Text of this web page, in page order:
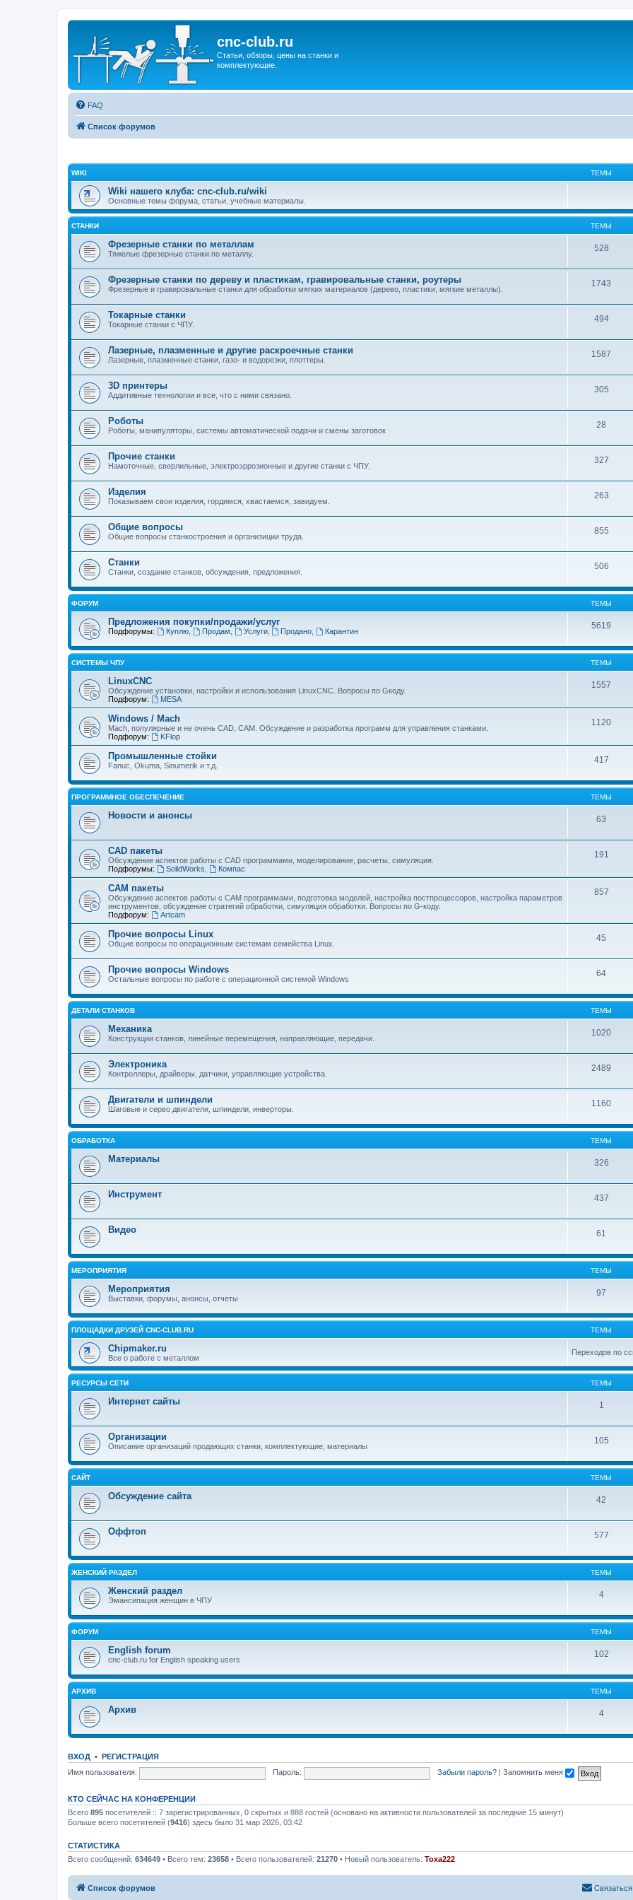
cnc-club.ru
Статьи, обзоры, цены на станки и
комплектующие.
FAQ
Список форумов
WIKI ТЕМЫ
Wiki нашего клуба: cnc-club.ru/wiki
Основные темы форума, статьи, учебные материалы.
СТАНКИ ТЕМЫ
Фрезерные станки по металлам
Тяжелые фрезерные станки по металлу.
528
Фрезерные станки по дереву и пластикам, гравировальные станки, роутеры
Фрезерные и гравировальные станки для обработки мягких материалов (дерево, пластики, мягкие металлы).
1743
Токарные станки
Токарные станки с ЧПУ.
494
Лазерные, плазменные и другие раскроечные станки
Лазерные, плазменные станки, газо- и водорезки, плоттеры.
1587
3D принтеры
Аддитивные технологии и все, что с ними связано.
305
Роботы
Роботы, манипуляторы, системы автоматической подачи и смены заготовок
28
Прочие станки
Намоточные, сверлильные, электроэррозионные и другие станки с ЧПУ.
327
Изделия
Показываем свои изделия, гордимся, хвастаемся, завидуем.
263
Общие вопросы
Общие вопросы станкостроения и организиции труда.
855
Станки
Станки, создание станков, обсуждения, предложения.
506
ФОРУМ ТЕМЫ
Предложения покупки/продажи/услуг
Подфорумы: Куплю, Продам Услуги, Продано Карантин
5619
СИСТЕМЫ ЧПУ ТЕМЫ
LinuxCNC
Обсуждение установки, настройки и использования LinuxCNC. Вопросы по Gкоду.
Подфорум:
MESA
1557
Windows / Mach
Mach, популярные и не очень CAD, CAM. Обсуждение и разработка программ для управления станками.
Подфорум:
KFlop
1120
Промышленные стойки
Fanuc, Okuma, Sinumerik и т.д.
417
ПРОГРАММНОЕ ОБЕСПЕЧЕНИЕ ТЕМЫ
Новости и анонсы 63
CAD пакеты
Обсуждение аспектов работы с CAD программами, моделирование, расчеты, симуляция.
Подфорумы:
SolidWorks Компас
191
CAM пакеты
Обсуждение аспектов работы с CAМ программами, подготовка моделей, настройка постпроцессоров, настройка параметров
инструментов, обсуждение стратегий обработки, симуляция обработки. Вопросы по G-коду.
Подфорум:
Artcam
857
Прочие вопросы Linux
Общие вопросы по операционным системам семейства Linux.
45
Прочие вопросы Windows
Остальные вопросы по работе с операционной системой Windows
64
ДЕТАЛИ СТАНКОВ ТЕМЫ
Механика
Конструкции станков, линейные перемещения, направляющие, передачи.
1020
Электроника
Контроллеры, драйверы, датчики, управляющие устройства.
2489
Двигатели и шпиндели
Шаговые и серво двигатели, шпиндели, инверторы.
1160
ОБРАБОТКА ТЕМЫ
Материалы 326
Инструмент 437
Видео 61
МЕРОПРИЯТИЯ ТЕМЫ
Мероприятия
Выставки, форумы, анонсы, отчеты
97
ПЛОЩАДКИ ДРУЗЕЙ CNC-CLUB.RU ТЕМЫ
Chipmaker.ru
Все о работе с металлом
Переходов по
РЕСУРСЫ СЕТИ ТЕМЫ
Интернет сайты 1
Организации
Описание организаций продающих станки, комплектующие, материалы
105
САЙТ ТЕМЫ
Обсуждение сайта 42
Оффтоп 577
ЖЕНСКИЙ РАЗДЕЛ ТЕМЫ
Женский раздел
Эмансипация женщин в ЧПУ
4
ФОРУМ ТЕМЫ
English forum
cnc-club.ru for English speaking users
102
АРХИВ ТЕМЫ
Архив 4
ВХОД • РЕГИСТРАЦИЯ
Имя пользователя:
Пароль: Забыли пароль? Запомнить меня
КТО СЕЙЧАС НА КОНФЕРЕНЦИИ
Всего 895 посетителей :: 7 зарегистрированных, 0 скрытых и 888 гостей (основано на активности пользователей за последние 15 минут)
Больше всего посетителей (9416) здесь было 31 мар 2026, 03:42
СТАТИСТИКА
Всего сообщений: 634649 • Всего тем: 23658 • Всего пользователей: 21270 • Новый пользователь: Toxa222
Список форумов